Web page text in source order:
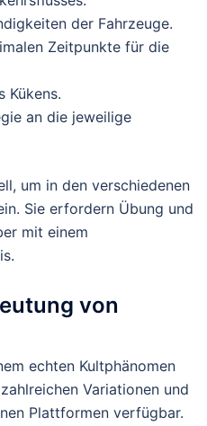
der Fahrzeuge.
Zeitpunkte für die
Kükens.
an die jeweilige
um in den verschiedenen
Sie erfordern Übung und
mit einem
von
echten Kultphänomen
Variationen und
Plattformen verfügbar.